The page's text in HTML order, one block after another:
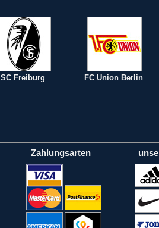
SC Freiburg FC Union Berlin
Zahlungsarten